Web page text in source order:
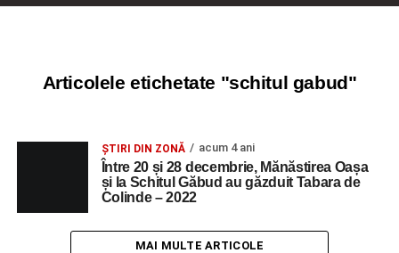
Articolele etichetate "schitul gabud"
ȘTIRI DIN ZONĂ acum 4 ani
Între 20 și 28 decembrie, Mănăstirea Oașa
și la Schitul Găbud au găzduit Tabara de
Colinde – 2022
MAI MULTE ARTICOLE